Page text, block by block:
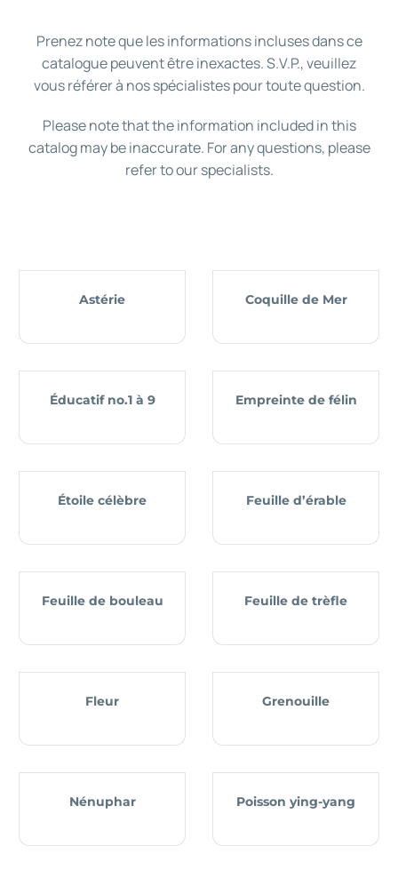
Prenez note que les informations incluses dans ce
catalogue peuvent être inexactes. S.V.P., veuillez
vous référer à nos spécialistes pour toute question.
Please note that the information included in this
catalog may be inaccurate. For any questions, please
refer to our specialists.
Astérie Coquille de Mer
Éducatif no.1 à 9 Empreinte de félin
Étoile célèbre Feuille d’érable
Feuille de bouleau Feuille de trèfle
Fleur Grenouille
Nénuphar Poisson ying-yang